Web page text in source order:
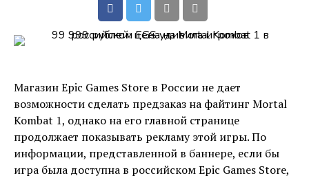
Магазин Epic Games Store в России не дает
возможности сделать предзаказ на файтинг Mortal
Kombat 1, однако на его главной странице
продолжает показывать рекламу этой игры. По
информации, представленной в баннере, если бы
игра была доступна в российском Epic Games Store,